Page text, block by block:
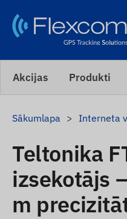
Akcijas Produkti
Sākumlapa Interneta
Teltonika
izsekotājs
m